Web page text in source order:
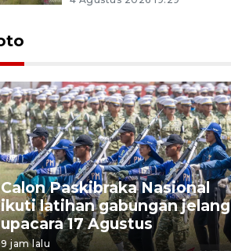
Calon Paskibraka Nasional
ikuti latihan gabungan jelang
upacara 17 Agustus
9 jam lalu